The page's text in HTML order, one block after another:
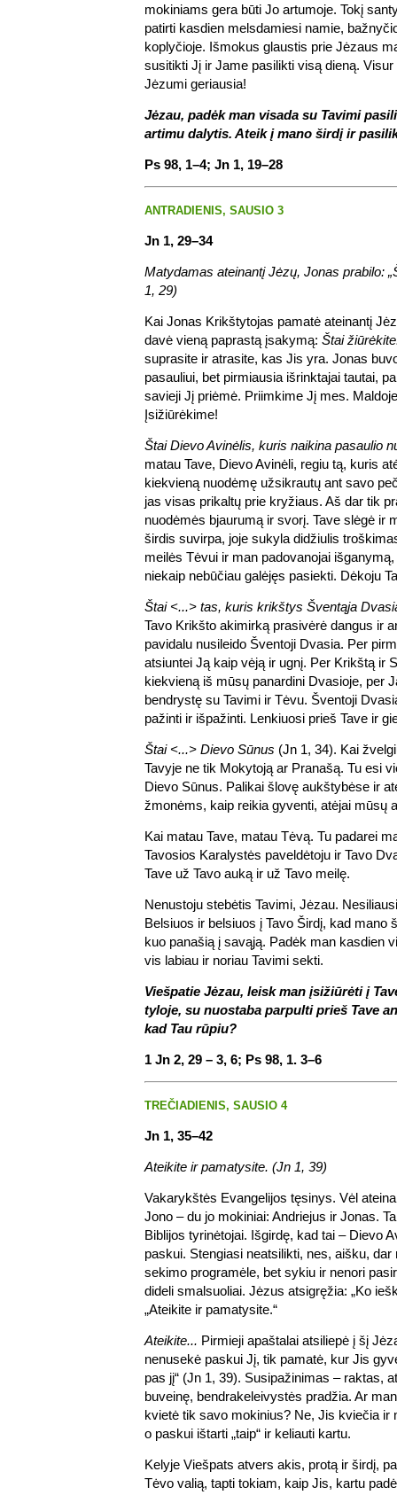
mokiniams gera būti Jo artumoje. Tokį
patirti kasdien melsdamiesi namie,
koplyčioje. Išmokus glaustis prie Jėzaus
susitikti Jį ir Jame pasilikti visą dieną.
Jėzumi geriausia!
Jėzau, padėk man visada su Tavimi
artimu dalytis. Ateik į mano širdį ir
Ps 98, 1–4; Jn 1, 19–28
ANTRADIENIS, SAUSIO 3
Jn 1, 29–34
Matydamas ateinantį Jėzų, Jonas prabilo:
1, 29)
Kai Jonas Krikštytojas pamatė ateinantį
davė vieną paprastą įsakymą: Štai
suprasite ir atrasite, kas Jis yra. Jonas
pasauliui, bet pirmiausia išrinktajai tautai,
savieji Jį priėmė. Priimkime Jį mes.
Įsižiūrėkime!
Štai Dievo Avinėlis, kuris naikina pasaulio
matau Tave, Dievo Avinėli, regiu tą, kuris
kiekvieną nuodėmę užsikrautų ant savo
jas visas prikaltų prie kryžiaus. Aš dar tik
nuodėmės bjaurumą ir svorį. Tave slėgė ir
širdis suvirpa, joje sukyla didžiulis
meilės Tėvui ir man padovanojai
niekaip nebūčiau galėjęs pasiekti. Dėkoju
Štai <...> tas, kuris krikštys Šventąja
Tavo Krikšto akimirką prasivėrė dangus ir
pavidalu nusileido Šventoji Dvasia. Per
atsiuntei Ją kaip vėją ir ugnį. Per Krikštą ir
kiekvieną iš mūsų panardini Dvasioje, per
bendrystę su Tavimi ir Tėvu. Šventoji
pažinti ir išpažinti. Lenkiuosi prieš Tave ir
Štai <...> Dievo Sūnus (Jn 1, 34). Kai
Tavyje ne tik Mokytoją ar Pranašą. Tu esi
Dievo Sūnus. Palikai šlovę aukštybėse ir
žmonėms, kaip reikia gyventi, atėjai mūsų
Kai matau Tave, matau Tėvą. Tu padarei
Tavosios Karalystės paveldėtoju ir Tavo
Tave už Tavo auką ir už Tavo meilę.
Nenustoju stebėtis Tavimi, Jėzau.
Belsiuos ir belsiuos į Tavo Širdį, kad mano
kuo panašią į savąją. Padėk man kasdien
vis labiau ir noriau Tavimi sekti.
Viešpatie Jėzau, leisk man įsižiūrėti į
tyloje, su nuostaba parpulti prieš Tave
kad Tau rūpiu?
1 Jn 2, 29 – 3, 6; Ps 98, 1. 3–6
TREČIADIENIS, SAUSIO 4
Jn 1, 35–42
Ateikite ir pamatysite. (Jn 1, 39)
Vakarykštės Evangelijos tęsinys. Vėl
Jono – du jo mokiniai: Andriejus ir Jonas.
Biblijos tyrinėtojai. Išgirdę, kad tai – Dievo
paskui. Stengiasi neatsilikti, nes, aišku, dar
sekimo programėle, bet sykiu ir nenori
dideli smalsuoliai. Jėzus atsigręžia: „Ko
„Ateikite ir pamatysite.“
Ateikite... Pirmieji apaštalai atsiliepė į šį
nenusekė paskui Jį, tik pamatė, kur Jis
pas jį“ (Jn 1, 39). Susipažinimas – raktas,
buveinę, bendrakeleivystės pradžia. Ar
kvietė tik savo mokinius? Ne, Jis kviečia ir
o paskui ištarti „taip“ ir keliauti kartu.
Kelyje Viešpats atvers akis, protą ir širdį,
Tėvo valią, tapti tokiam, kaip Jis, kartu